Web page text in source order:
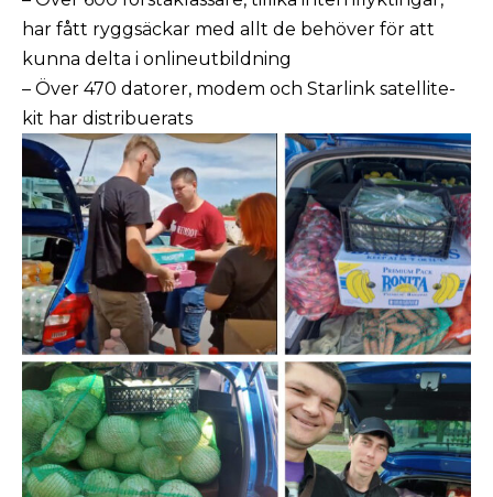
har fått ryggsäckar med allt de behöver för att
kunna delta i onlineutbildning
– Över 470 datorer, modem och Starlink satellite-
kit har distribuerats